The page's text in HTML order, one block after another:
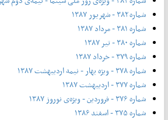
شماره ۳۸۲ - شهریور ۱۳۸۷
شماره ۳۸۱ - مرداد ۱۳۸۷
شماره ۳۸۰ - تیر ۱۳۸۷
شماره ۳۷۹ - خرداد ۱۳۸۷
شماره ۳۷۸ - ویژه بهار - نیمه‌ اردیبهشت ۱۳۸۷
شماره ۳۷۷ - اردیبهشت ۱۳۸۷
شماره ۳۷۶ - فروردین - ویژه‌ی نوروز ۱۳۸۷
شماره ۳۷۵ - اسفند ۱۳۸۶